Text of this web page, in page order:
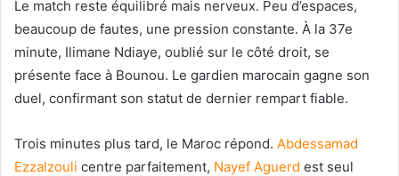
Le match reste équilibré mais nerveux. Peu d’espaces,
beaucoup de fautes, une pression constante. À la 37e
minute, Ilimane Ndiaye, oublié sur le côté droit, se
présente face à Bounou. Le gardien marocain gagne son
duel, confirmant son statut de dernier rempart fiable.
Trois minutes plus tard, le Maroc répond. Abdessamad
Ezzalzouli centre parfaitement, Nayef Aguerd est seul